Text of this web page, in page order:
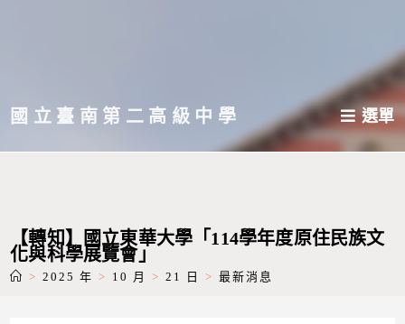
主國立臺南第二高級中學 選單
【轉知】國立東華大學「114學年度原住民族文
化與科學展覽會」
> 2025 年 > 10 月 > 21 日 > 最新消息